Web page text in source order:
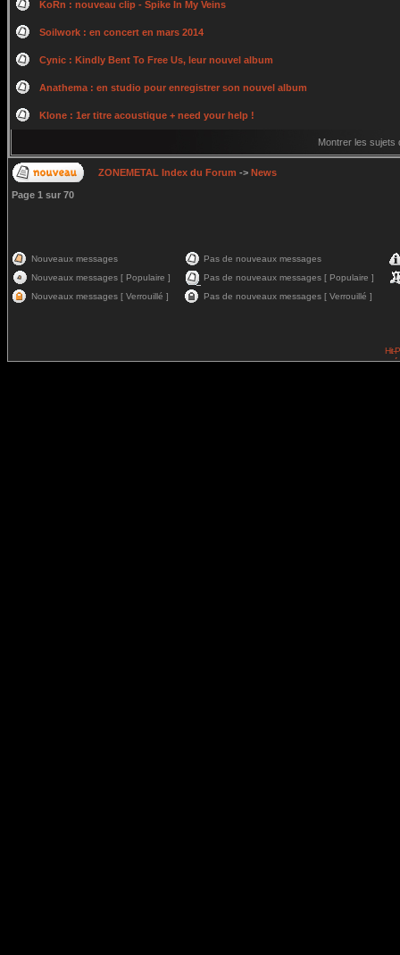
KoRn : nouveau clip - Spike In My Veins
Soilwork : en concert en mars 2014
Cynic : Kindly Bent To Free Us, leur nouvel album
Anathema : en studio pour enregistrer son nouvel album
Klone : 1er titre acoustique + need your help !
Montrer les sujets
ZONEMETAL Index du Forum -> News
Page 1 sur 70
Nouveaux messages
Pas de nouveaux messages
Nouveaux messages [ Populaire ]
Pas de nouveaux messages [ Populaire ]
Nouveaux messages [ Verrouillé ]
Pas de nouveaux messages [ Verrouillé ]